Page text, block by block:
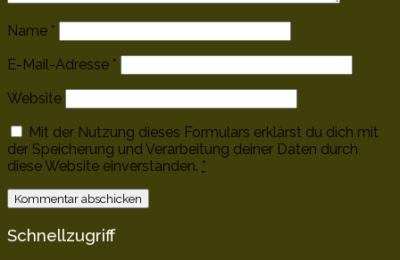
Name *
E-Mail-Adresse *
Website
Mit der Nutzung dieses Formulars erklärst du dich mit
der Speicherung und Verarbeitung deiner Daten durch
diese Website einverstanden. *
Schnellzugriff